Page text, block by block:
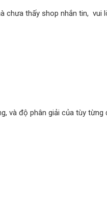
chưa thấy shop nhắn tin, vui
và độ phân giải của tùy từng